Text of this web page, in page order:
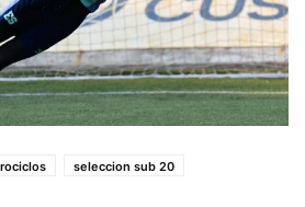
seleccion sub 20